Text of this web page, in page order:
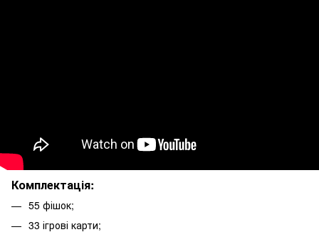
Комплектація:
55 фішок;
33 ігрові карти;